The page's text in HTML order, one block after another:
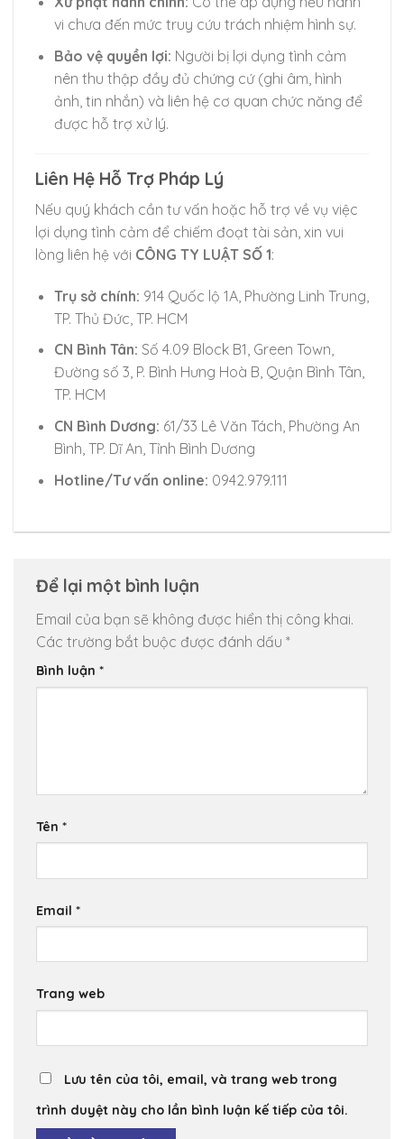
Chuyển
đến
vi chưa đến mức truy cứu trách nhiệm hình sự.
Bảo vệ quyền lợi: Người bị lợi dụng tình cảm
nên thu thập đầy đủ chứng cứ (ghi âm, hình
ảnh, tin nhắn) và liên hệ cơ quan chức năng để
được hỗ trợ xử lý.
Liên Hệ Hỗ Trợ Pháp Lý
Nếu quý khách cần tư vấn hoặc hỗ trợ về vụ việc
lợi dụng tình cảm để chiếm đoạt tài sản, xin vui
lòng liên hệ với CÔNG TY LUẬT SỐ 1:
Trụ sở chính: 914 Quốc lộ 1A, Phường Linh Trung,
TP. Thủ Đức, TP. HCM
CN Bình Tân: Số 4.09 Block B1, Green Town,
Đường số 3, P. Bình Hưng Hoà B, Quận Bình Tân,
TP. HCM
CN Bình Dương: 61/33 Lê Văn Tách, Phường An
Bình, TP. Dĩ An, Tỉnh Bình Dương
Hotline/Tư vấn online: 0942.979.111
Để lại một bình luận
Email của bạn sẽ không được hiển thị công khai.
Các trường bắt buộc được đánh dấu *
Bình luận *
Tên *
Email *
Trang web
Lưu tên của tôi, email, và trang web trong
trình duyệt này cho lần bình luận kế tiếp của tôi.